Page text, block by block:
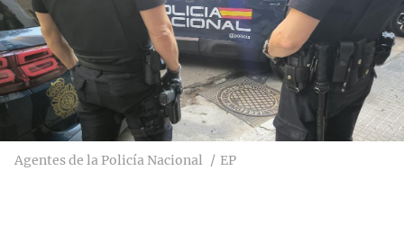
Agentes de la Policía Nacional EP